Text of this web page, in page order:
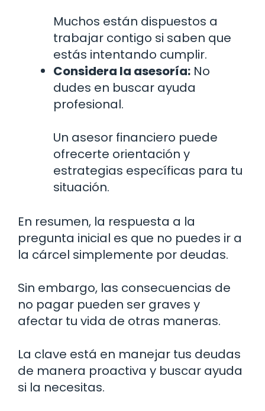
Muchos están dispuestos a
trabajar contigo si saben que
estás intentando cumplir.
Considera la asesoría: No
dudes en buscar ayuda
profesional.
Un asesor financiero puede
ofrecerte orientación y
estrategias específicas para tu
situación.
En resumen, la respuesta a la
pregunta inicial es que no puedes ir a
la cárcel simplemente por deudas.
Sin embargo, las consecuencias de
no pagar pueden ser graves y
afectar tu vida de otras maneras.
La clave está en manejar tus deudas
de manera proactiva y buscar ayuda
si la necesitas.